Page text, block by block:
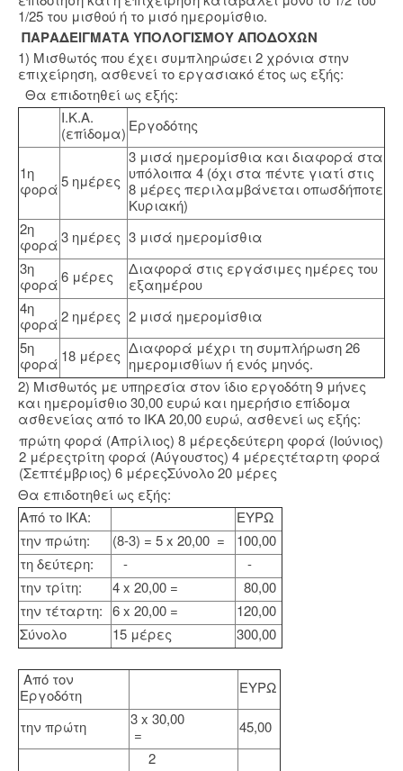
1/25 του μισθού ή το μισό ημερομίσθιο.
ΠΑΡΑΔΕΙΓΜΑΤΑ ΥΠΟΛΟΓΙΣΜΟΥ ΑΠΟΔΟΧΩΝ
1) Μισθωτός που έχει συμπληρώσει 2 χρόνια στην
επιχείρηση, ασθενεί το εργασιακό έτος ως εξής:
Θα επιδοτηθεί ως εξής:
Ι.Κ.Α.
(επίδομα) Εργοδότης
1η
φορά5 ημέρες
3 μισά ημερομίσθια και διαφορά στα
υπόλοιπα 4 (όχι στα πέντε γιατί στις
8 μέρες περιλαμβάνεται οπωσδήποτε
Κυριακή)
2η
φορά3 ημέρες 3 μισά ημερομίσθια
3η
φορά6 μέρες
Διαφορά στις εργάσιμες ημέρες του
εξαημέρου
4η
φορά2 ημέρες 2 μισά ημερομίσθια
5η
φορά 18 μέρες Διαφορά μέχρι τη συμπλήρωση 26
ημερομισθίων ή ενός μηνός.
2) Μισθωτός με υπηρεσία στον ίδιο εργοδότη 9 μήνες
και ημερομίσθιο 30,00 ευρώ και ημερήσιο επίδομα
ασθενείας από το ΙΚΑ 20,00 ευρώ, ασθενεί ως εξής:
πρώτη φορά (Απρίλιος) 8 μέρεςδεύτερη φορά (Ιούνιος)
2 μέρεςτρίτη φορά (Αύγουστος) 4 μέρεςτέταρτη φορά
(Σεπτέμβριος) 6 μέρεςΣύνολο 20 μέρες
Θα επιδοτηθεί ως εξής:
Από το ΙΚΑ:
ΕΥΡΩ
την πρώτη:
(8-3) = 5 x 20,00 =
100,00
τη δεύτερη:
-
-
την τρίτη:
4 x 20,00 =
80,00
την τέταρτη: 6 x 20,00 =
120,00
Σύνολο
15 μέρες 300,00
Από τον
Εργοδότη
ΕΥΡΩ
την πρώτη
3 x 30,00
=
45,00
2